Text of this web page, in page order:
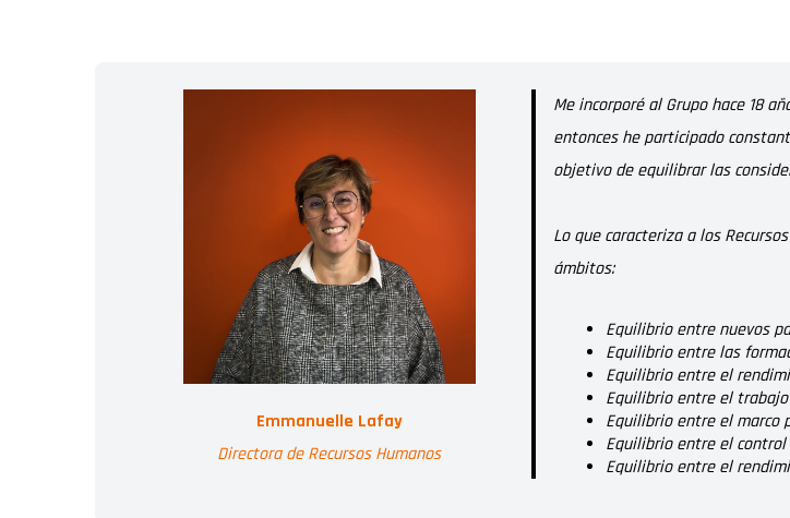
Emmanuelle Lafay
Directora de Recursos Humanos
Me incorporé al Grupo hace 18
entonces he participado
objetivo de equilibrar las
Lo que caracteriza a los
ámbitos:
Equilibrio entre nuevos
Equilibrio entre las
Equilibrio entre el
Equilibrio entre el
Equilibrio entre el marco
Equilibrio entre el
Equilibrio entre el